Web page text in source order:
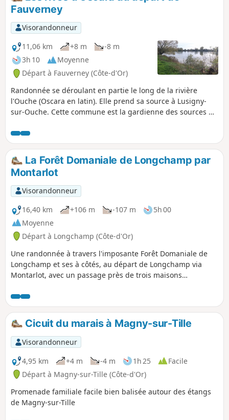
Fauverney
Visorandonneur
11,06 km
+8 m
-8 m
3h 10
Moyenne
Départ à Fauverney (Côte-d'Or)
Randonnée se déroulant en partie le long de la rivière
l'Ouche (Oscara en latin). Elle prend sa source à Lusigny-
sur-Ouche. Cette commune est la gardienne des sources de
maisons en pierres.
La Forêt Domaniale de Longchamp par
Montarlot
Visorandonneur
16,40 km
+106 m -107 m
5h 00
Moyenne
Départ à Longchamp (Côte-d'Or)
Une randonnée à travers l'imposante Forêt Domaniale de
Longchamp et ses à côtés, au départ de Longchamp via
Montarlot, avec un passage près de trois maisons
Cicuit du marais à Magny-sur-Tille
Visorandonneur
4,95 km
+4 m -4 m 1h 25
Facile
Départ à Magny-sur-Tille (Côte-d'Or)
Promenade familiale facile bien balisée autour des étangs
de Magny-sur-Tille